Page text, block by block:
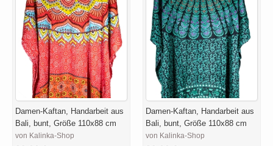
Damen-Kaftan, Handarbeit aus
Bali, bunt, Größe 110x88 cm
von Kalinka-Shop
Damen-Kaftan, Handarbeit aus
Bali, bunt, Größe 110x88 cm
von Kalinka-Shop